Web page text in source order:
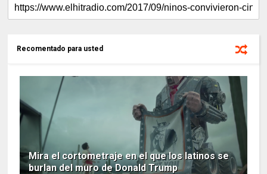
Recomentado para usted
Mira el cortometraje en el que los latinos se
burlan del muro de Donald Trump